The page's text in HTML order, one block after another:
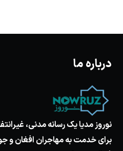
درباره ما
نوروز مدیا یک رسانه مدنی،
برای خدمت به مهاجران افغان و